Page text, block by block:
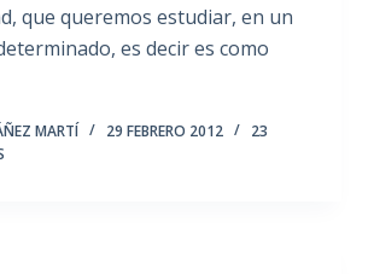
que queremos estudiar, en un
es decir es como
MARTÍ 29 FEBRERO 2012
23